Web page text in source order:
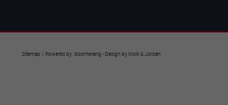
Sitemap | Powered by /boomerang - Design by Molk & Jordan